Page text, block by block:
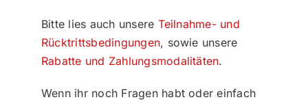
Bitte lies auch unsere Teilnahme- und
Rücktrittsbedingungen, sowie unsere
Rabatte und Zahlungsmodalitäten.
Wenn ihr noch Fragen habt oder einfach